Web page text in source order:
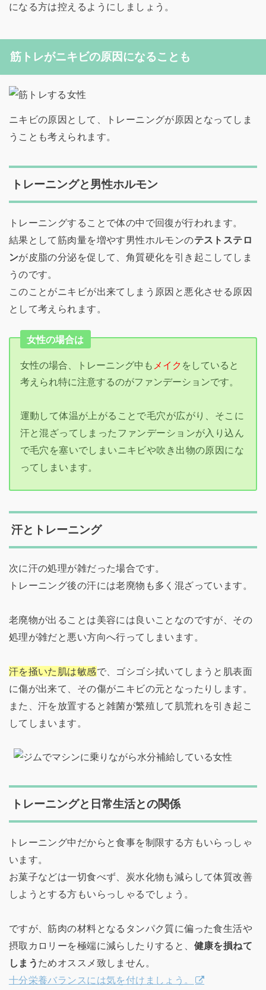
になる方は控えるようにしましょう。
筋トレがニキビの原因になることも
ニキビの原因として、トレーニングが原因となってしま
うことも考えられます。
トレーニングと男性ホルモン
トレーニングすることで体の中で回復が行われます。
結果として筋肉量を増やす男性ホルモンのテストステロ
ンが皮脂の分泌を促して、角質硬化を引き起こしてしま
うのです。
このことがニキビが出来てしまう原因と悪化させる原因
として考えられます。
女性の場合は
女性の場合、トレーニング中も メイク をしていると
考えられ特に注意するのがファンデーションです。
運動して体温が上がることで毛穴が広がり、そこに
汗と混ざってしまったファンデーションが入り込ん
で毛穴を塞いでしまいニキビや吹き出物の原因にな
ってしまいます。
汗とトレーニング
次に汗の処理が雑だった場合です。
トレーニング後の汗には老廃物も多く混ざっています。
老廃物が出ることは美容には良いことなのですが、その
処理が雑だと悪い方向へ行ってしまいます。
汗を掻いた肌は敏感で、ゴシゴシ拭いてしまうと肌表面
に傷が出来て、その傷がニキビの元となったりします。
また、汗を放置すると雑菌が繁殖して肌荒れを引き起こ
してしまいます。
トレーニングと日常生活との関係
トレーニング中だからと食事を制限する方もいらっしゃ
います。
お菓子などは一切食べず、炭水化物も減らして体質改善
しようとする方もいらっしゃるでしょう。
ですが、筋肉の材料となるタンパク質に偏った食生活や
摂取カロリーを極端に減らしたりすると、 健康を損ねて
しまう ためオススメ致しません。
十分栄養バランスには気を付けましょう。